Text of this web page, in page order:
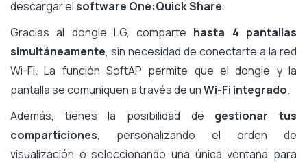
descargar elsoftware One:Quick Share.
Gracias al dongle LG, comparte hasta 4 pantallas
simultáneamente, sin necesidad de conectarte a la red
Wi-Fi. La función SoftAP permite que el dongle y la
pantalla se comuniquen a través de unWi-Fi integrado.
Además, tienes la posibilidad de gestionar tus
comparticiones, personalizando el orden de
visualización o seleccionando una única ventana para